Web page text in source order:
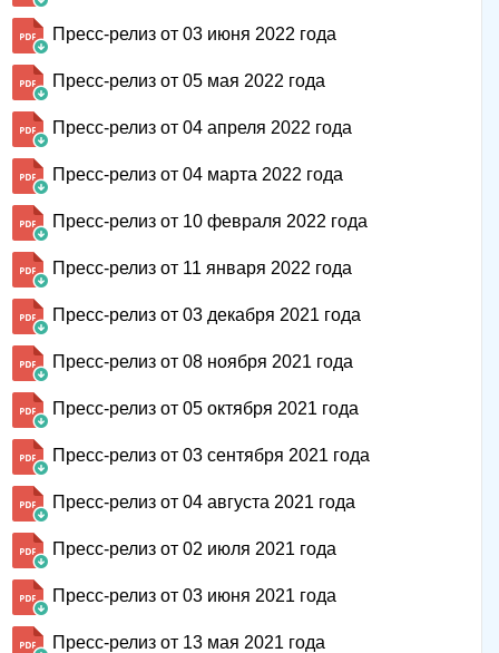
Пресс-релиз от 03 июня 2022 года
Пресс-релиз от 05 мая 2022 года
Пресс-релиз от 04 апреля 2022 года
Пресс-релиз от 04 марта 2022 года
Пресс-релиз от 10 февраля 2022 года
Пресс-релиз от 11 января 2022 года
Пресс-релиз от 03 декабря 2021 года
Пресс-релиз от 08 ноября 2021 года
Пресс-релиз от 05 октября 2021 года
Пресс-релиз от 03 сентября 2021 года
Пресс-релиз от 04 августа 2021 года
Пресс-релиз от 02 июля 2021 года
Пресс-релиз от 03 июня 2021 года
Пресс-релиз от 13 мая 2021 года